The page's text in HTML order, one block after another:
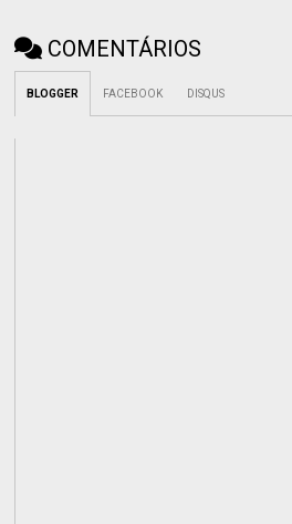
COMENTÁRIOS
BLOGGER FACEBOOK DISQUS